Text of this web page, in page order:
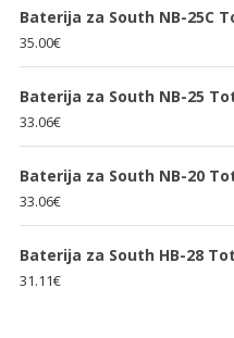
Baterija za South NB-25C
35.00€
Baterija za South NB-25
33.06€
Baterija za South NB-20
33.06€
Baterija za South HB-28
31.11€